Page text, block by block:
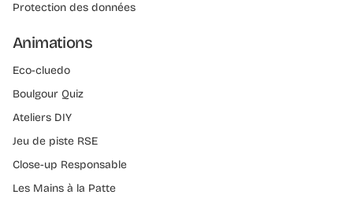
Protection des données
Animations
Eco-cluedo
Boulgour Quiz
Ateliers DIY
Jeu de piste RSE
Close-up Responsable
Les Mains à la Patte